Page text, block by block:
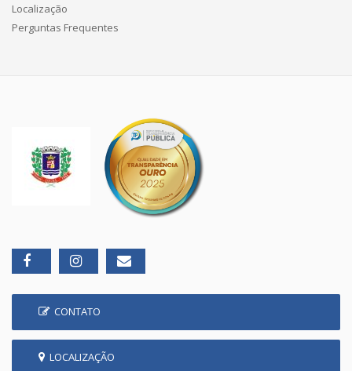
Localização
Perguntas Frequentes
CONTATO
LOCALIZAÇÃO